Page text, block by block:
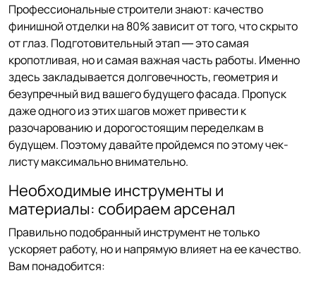
Профессиональные строители знают: качество
финишной отделки на 80% зависит от того, что скрыто
от глаз. Подготовительный этап — это самая
кропотливая, но и самая важная часть работы. Именно
здесь закладывается долговечность, геометрия и
безупречный вид вашего будущего фасада. Пропуск
даже одного из этих шагов может привести к
разочарованию и дорогостоящим переделкам в
будущем. Поэтому давайте пройдемся по этому чек-
листу максимально внимательно.
Необходимые инструменты и
материалы: собираем арсенал
Правильно подобранный инструмент не только
ускоряет работу, но и напрямую влияет на ее качество.
Вам понадобится: